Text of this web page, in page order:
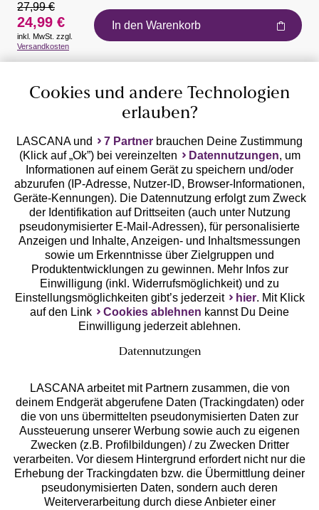
Auszeichnungen
Geprüfte Sicherheit
Unsere Apps
Services
Beratung
Über uns
27,99 €
24,99 €
inkl. MwSt. zzgl.
Versandkosten
In den Warenkorb
Cookies und andere Technologien
erlauben?
LASCANA und 7 Partner brauchen Deine Zustimmung
(Klick auf „Ok”) bei vereinzelten
Datennutzungen, um
Informationen auf einem Gerät zu speichern und/oder
abzurufen (IP-Adresse, Nutzer-ID, Browser-Informationen,
Geräte-Kennungen). Die Datennutzung erfolgt zum Zweck
der Identifikation auf Drittseiten (auch unter Nutzung
pseudonymisierter E-Mail-Adressen), für personalisierte
Anzeigen und Inhalte, Anzeigen- und Inhaltsmessungen
sowie um Erkenntnisse über Zielgruppen und
Produktentwicklungen zu gewinnen. Mehr Infos zur
Einwilligung (inkl. Widerrufsmöglichkeit) und zu
Einstellungsmöglichkeiten gibt’s jederzeit
hier. Mit Klick
auf den Link
Cookies ablehnen kannst Du Deine
Einwilligung jederzeit ablehnen.
Datennutzungen
LASCANA arbeitet mit Partnern zusammen, die von
deinem Endgerät abgerufene Daten (Trackingdaten) oder
die von uns übermittelten pseudonymisierten Daten zur
Aussteuerung unserer Werbung sowie auch zu eigenen
Zwecken (z.B. Profilbildungen) / zu Zwecken Dritter
verarbeiten. Vor diesem Hintergrund erfordert nicht nur die
Erhebung der Trackingdaten bzw. die Übermittlung deiner
pseudonymisierten Daten, sondern auch deren
Weiterverarbeitung durch diese Anbieter einer